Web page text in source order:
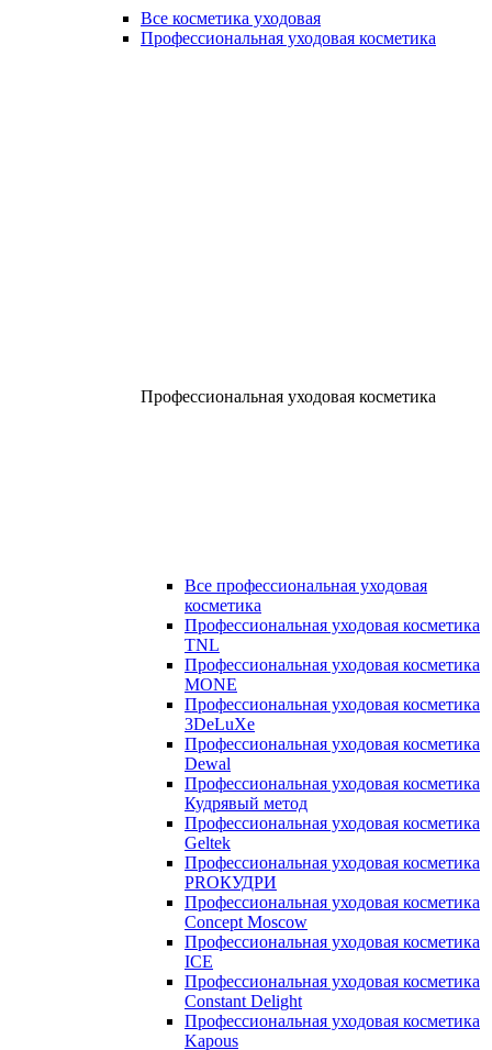
Все косметика уходовая
Профессиональная уходовая косметика
Профессиональная уходовая косметика
Все профессиональная уходовая
косметика
Профессиональная уходовая косметика
TNL
Профессиональная уходовая косметика
MONE
Профессиональная уходовая косметика
3DeLuXe
Профессиональная уходовая косметика
Dewal
Профессиональная уходовая косметика
Кудрявый метод
Профессиональная уходовая косметика
Geltek
Профессиональная уходовая косметика
PROКУДРИ
Профессиональная уходовая косметика
Concept Moscow
Профессиональная уходовая косметика
ICE
Профессиональная уходовая косметика
Constant Delight
Профессиональная уходовая косметика
Kapous